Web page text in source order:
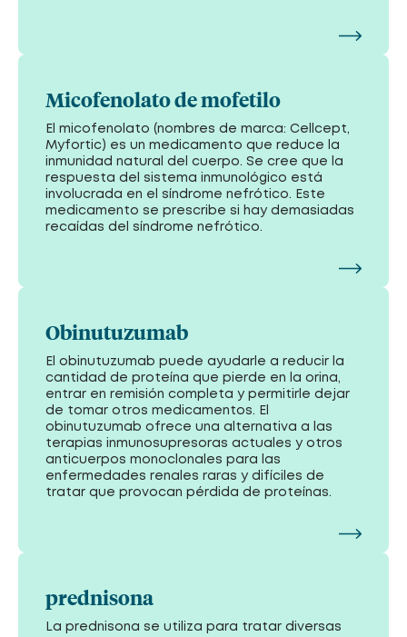
Micofenolato de mofetilo
El micofenolato (nombres de marca: Cellcept,
Myfortic) es un medicamento que reduce la
inmunidad natural del cuerpo. Se cree que la
respuesta del sistema inmunológico está
involucrada en el síndrome nefrótico. Este
medicamento se prescribe si hay demasiadas
recaídas del síndrome nefrótico.
Obinutuzumab
El obinutuzumab puede ayudarle a reducir la
cantidad de proteína que pierde en la orina,
entrar en remisión completa y permitirle dejar
de tomar otros medicamentos. El
obinutuzumab ofrece una alternativa a las
terapias inmunosupresoras actuales y otros
anticuerpos monoclonales para las
enfermedades renales raras y difíciles de
tratar que provocan pérdida de proteínas.
prednisona
La prednisona se utiliza para tratar diversas